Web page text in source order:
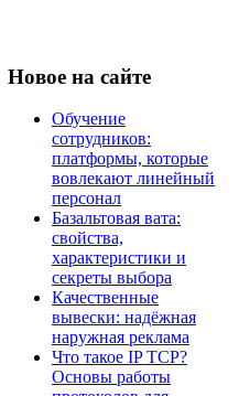
Новое на сайте
Обучение
сотрудников:
платформы, которые
вовлекают линейный
персонал
Базальтовая вата:
свойства,
характеристики и
секреты выбора
Качественные
вывески: надёжная
наружная реклама
Что такое IP TCP?
Основы работы